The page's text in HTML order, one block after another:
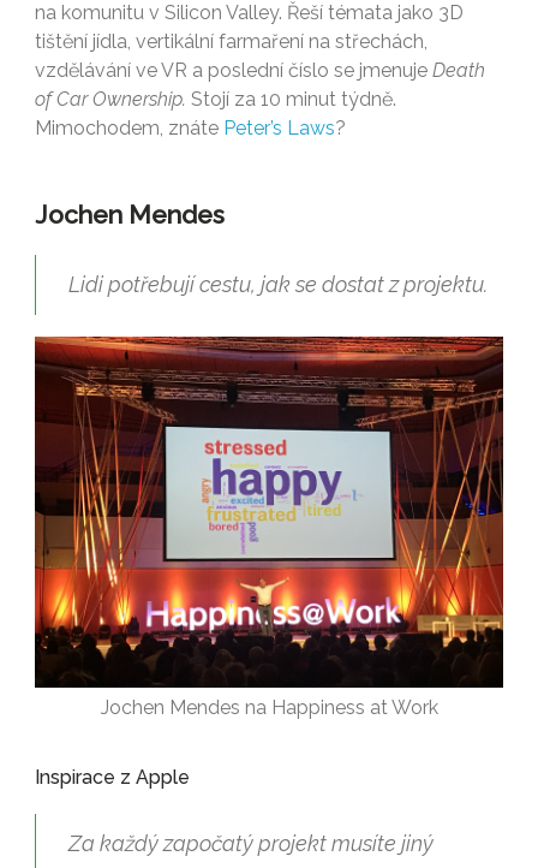
na komunitu v Silicon Valley. Řeší témata jako 3D
tištění jídla, vertikální farmaření na střechách,
vzdělávání ve VR a poslední číslo se jmenujeDeath
of Car Ownership. Stojí za 10 minut týdně.
Mimochodem, znáte Peter’s Laws?
Jochen Mendes
Lidi potřebují cestu, jak se dostat z projektu.
Jochen Mendes na Happiness at Work
Inspirace z Apple
Za každý započatý projekt musíte jiný